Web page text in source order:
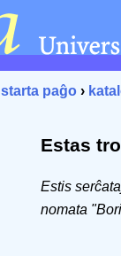
starta paĝo ›
Estas
Estis
nomata